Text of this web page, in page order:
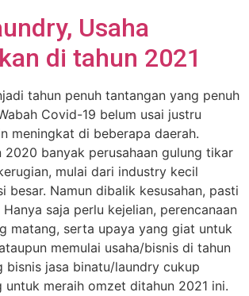
Usaha
di tahun 2021
tahun penuh tantangan yang penuh
Covid-19 belum usai justru
meningkat di beberapa daerah.
2020 banyak perusahaan gulung tikar
mulai dari industry kecil
besar. Namun dibalik kesusahan, pasti
saja perlu kejelian, perencanaan
matang, serta upaya yang giat untuk
memulai usaha/bisnis di tahun
bisnis jasa binatu/laundry cukup
untuk meraih omzet ditahun 2021 ini.